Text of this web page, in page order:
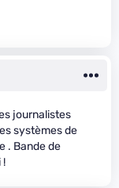
journalistes
systèmes de
. Bande de
!